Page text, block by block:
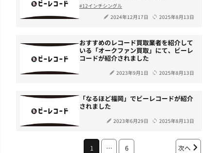
12インチシングル
2024年12月17日
2025年8月13日
おすすめのレコード買取業者を紹介して
いる「オークファン買取」にて、ビーレ
コードが紹介されました
2023年9月1日 2025年8月13日
「なるほど福岡」でビーレコードが紹介
されました
2023年6月29日 2025年8月13日
1 … 6 次へ